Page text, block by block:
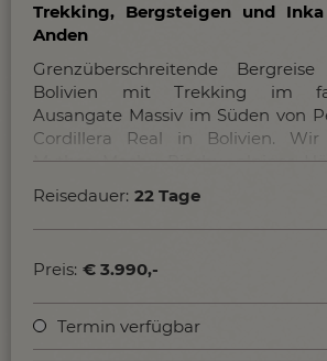
Trekking, Bergsteigen und
Anden
Grenzüberschreitende
Bolivien mit Trekking im
Ausangate Massiv im Süden von
Cordillera Real in Bolivien. Wir
Mythos Machu Picchu, alpiner
Besteigung des Huayna Potosi
Reisedauer: 22 Tage
Preis: € 3.990,-
Termin verfügbar